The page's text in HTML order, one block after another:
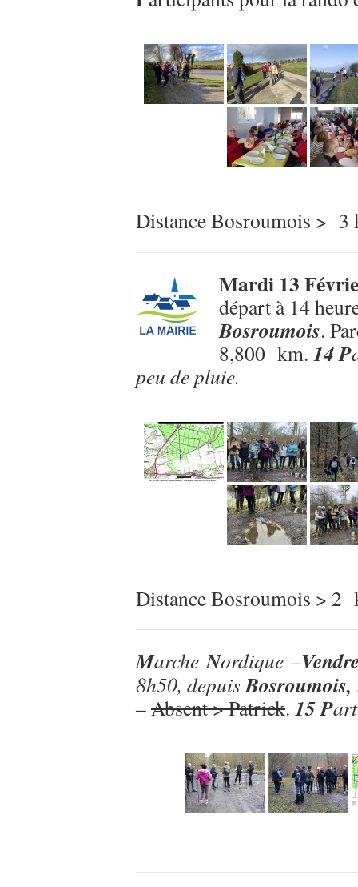
Distance Bosroumois >
Mardi 13
départ à 14
Bosroumois.
8,800 km. 14 P
peu de pluie.
Distance Bosroumois >
MarcheNordique –
8h50, depuisBosroumois,
–Absent > Patrick. 15 P